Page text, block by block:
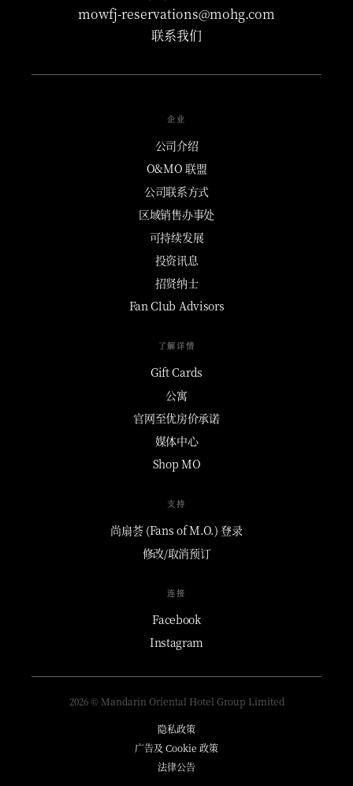
mowfj-reservations@mohg.com
联系我们
企业
公司介绍
O&MO 联盟
公司联系方式
区域销售办事处
可持续发展
投资讯息
招贤纳士
Fan Club Advisors
了解详情
Gift Cards
公寓
官网至优房价承诺
媒体中心
Shop MO
支持
尚扇荟 (Fans of M.O.) 登录
修改/取消预订
连接
Facebook
Instagram
2026 © Mandarin Oriental Hotel Group Limited
隐私政策
广告及 Cookie 政策
法律公告